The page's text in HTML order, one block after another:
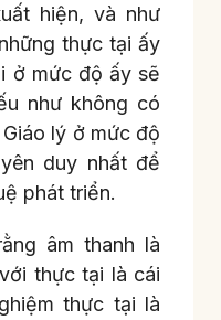
hiện, và như
thực tại ấy
ở mức độ ấy sẽ
như không có
lý ở mức độ
duy nhất để
phát triển.
âm thanh là
thực tại là cái
thực tại là